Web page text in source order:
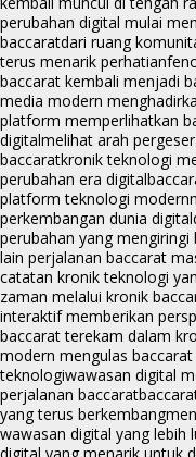
perubahan digital mulai
baccaratdari ruang
terus menarik perhatian
baccarat kembali menjadi
media modern
platform memperlihatkan
digitalmelihat arah
baccaratkronik teknologi
perubahan era digital
platform teknologi modern
perkembangan dunia digital
perubahan yang mengiringi
lain perjalanan baccarat
catatan kronik teknologi
zaman melalui kronik
interaktif memberikan
baccarat terekam dalam
modern mengulas
teknologiwawasan digital
perjalanan baccarat
yang terus berkembang
wawasan digital yang lebih